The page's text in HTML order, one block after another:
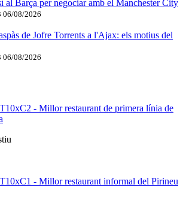
al Barça per negociar amb el Manchester City
06/08/2026
de Jofre Torrents a l'Ajax: els motius del
06/08/2026
- Millor restaurant de primera línia de
- Millor restaurant informal del Pirineu